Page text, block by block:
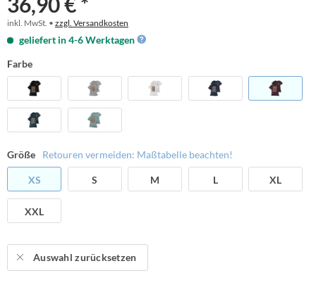
inkl. MwSt. • zzgl. Versandkosten
geliefert in 4-6 Werktagen
Farbe
Größe Retouren vermeiden: Maßtabelle beachten!
XS S M L XL
XXL
Auswahl zurücksetzen